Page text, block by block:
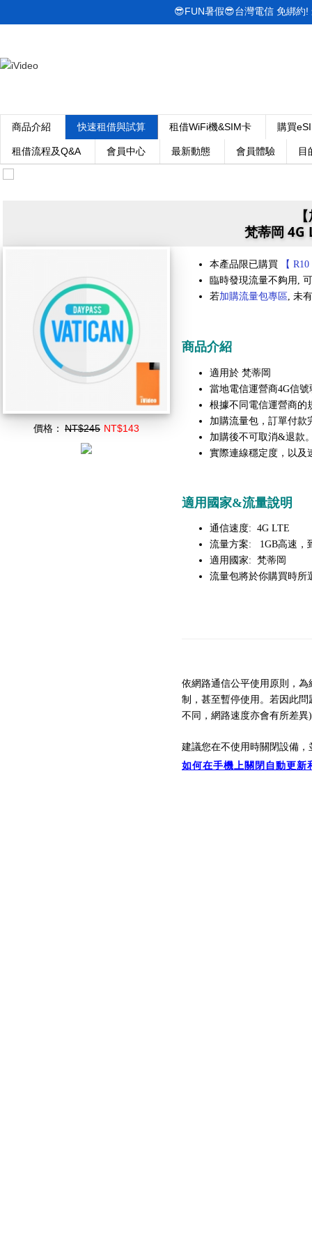
商品介紹 快速租借與試算 租借WiFi機&SIM卡 購買
租借流程及Q&A 會員中心 最新動態 會員體驗 目
😎FUN暑假😎台灣電信 免綁約
梵蒂岡 4G
價格： NT$245 NT$143
本產品限已購買
【
臨時發現流量不夠用,
若加購流量包專區, 未
商品介紹
適用於 梵蒂岡
當地電信運營商4G信
根據不同電信運營商的
加購流量包，訂單付款
加購後不可取消&退款
實際連線穩定度，以及
適用國家&流量說明
通信速度: 4G LTE
流量方案: 1GB高速，
適用國家: 梵蒂岡
流量包將於你購買時所
依網路通信公平使用原則，
制， 甚至暫停使用。 若因此問
不同， 網路速度亦會有所差異
建議您在不使用時關閉設備，
如何在手機上關閉自動更新